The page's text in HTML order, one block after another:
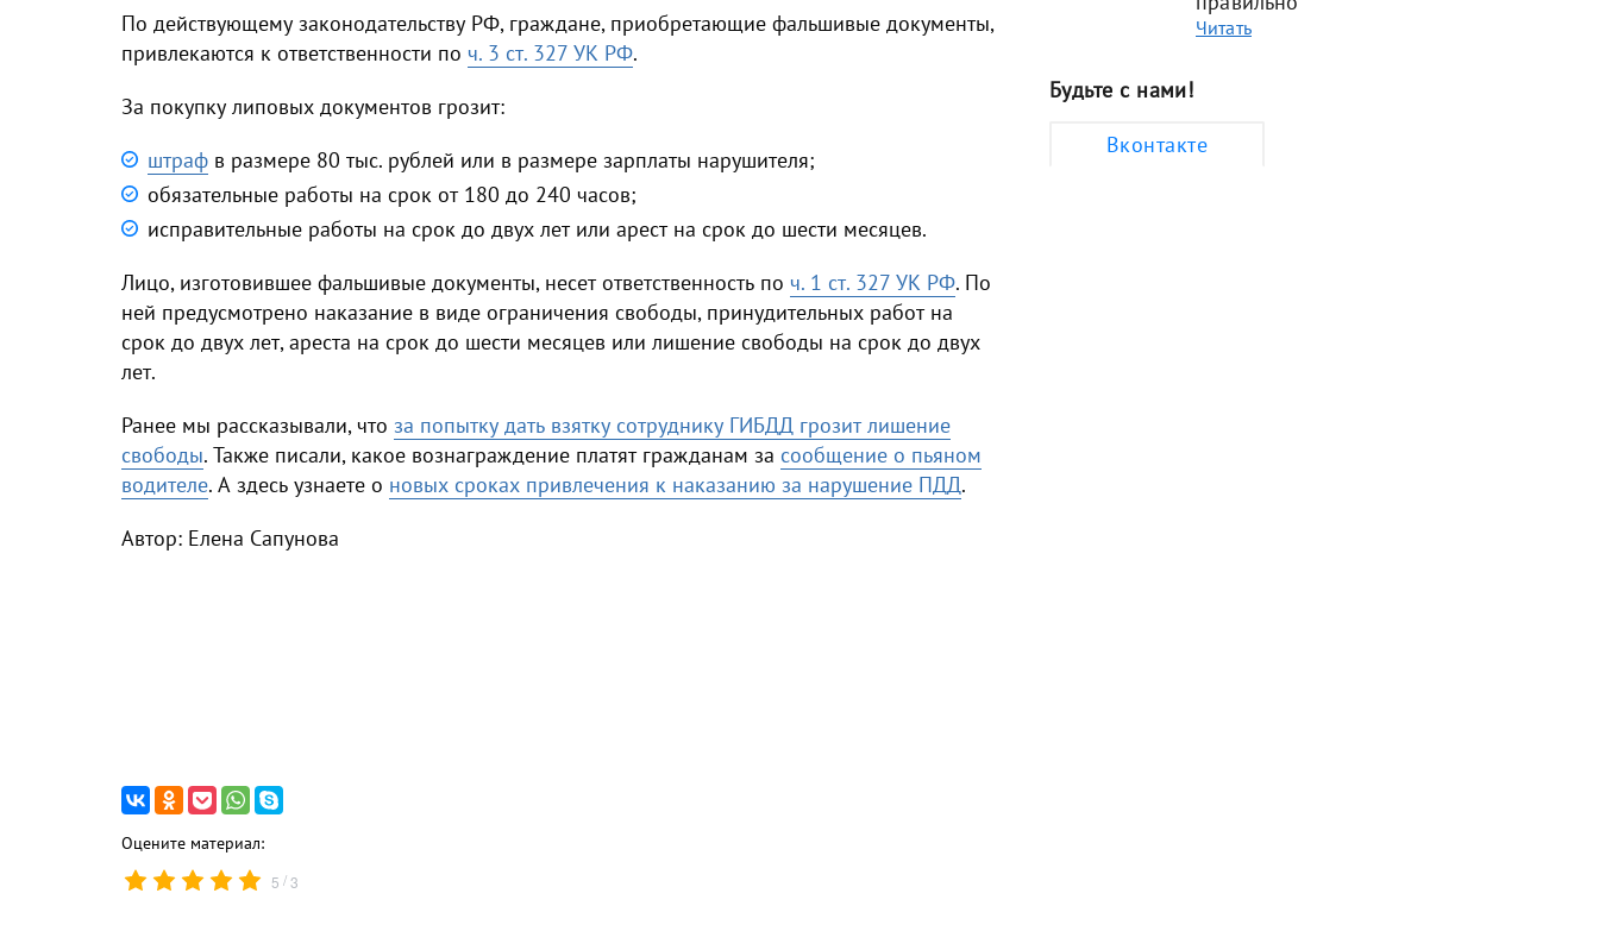
По действующему законодательству РФ, граждане, приобретающие фальшивые документы,
привлекаются к ответственности по ч. 3 ст. 327 УК РФ.
За покупку липовых документов грозит:
штраф в размере 80 тыс. рублей или в размере зарплаты нарушителя;
обязательные работы на срок от 180 до 240 часов;
исправительные работы на срок до двух лет или арест на срок до шести месяцев.
Лицо, изготовившее фальшивые документы, несет ответственность по ч. 1 ст. 327 УК РФ. По
ней предусмотрено наказание в виде ограничения свободы, принудительных работ на
срок до двух лет, ареста на срок до шести месяцев или лишение свободы на срок до двух
лет.
Ранее мы рассказывали, что за попытку дать взятку сотруднику ГИБДД грозит лишение
свободы. Также писали, какое вознаграждение платят гражданам за сообщение о пьяном
водителе. А здесь узнаете о новых сроках привлечения к наказанию за нарушение ПДД.
Автор: Елена Сапунова
Оцените материал:
5 /3
Читать
Будьте с нами!
Вконтакте